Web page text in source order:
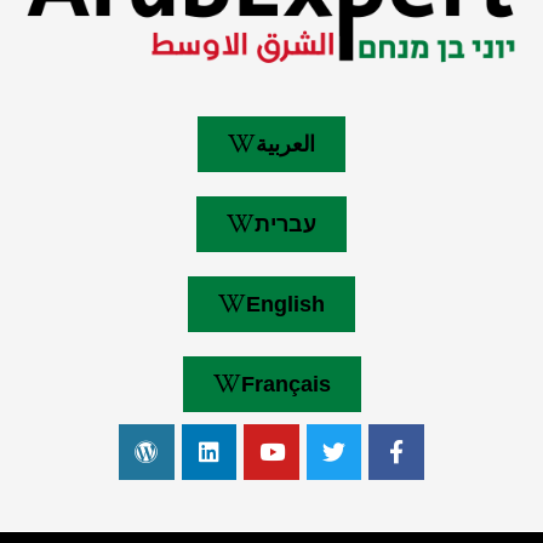
العربية
עברית
English
Français